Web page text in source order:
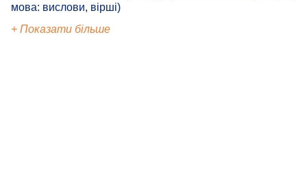
мова: вислови, вірші)
+ Показати більше